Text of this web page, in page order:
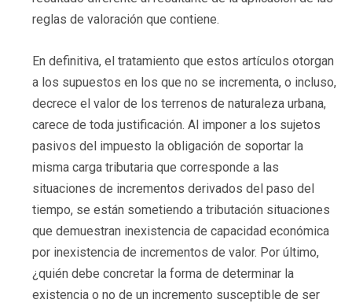
reglas de valoración que contiene.
En definitiva, el tratamiento que estos artículos otorgan
a los supuestos en los que no se incrementa, o incluso,
decrece el valor de los terrenos de naturaleza urbana,
carece de toda justificación. Al imponer a los sujetos
pasivos del impuesto la obligación de soportar la
misma carga tributaria que corresponde a las
situaciones de incrementos derivados del paso del
tiempo, se están sometiendo a tributación situaciones
que demuestran inexistencia de capacidad económica
por inexistencia de incrementos de valor. Por último,
¿quién debe concretar la forma de determinar la
existencia o no de un incremento susceptible de ser